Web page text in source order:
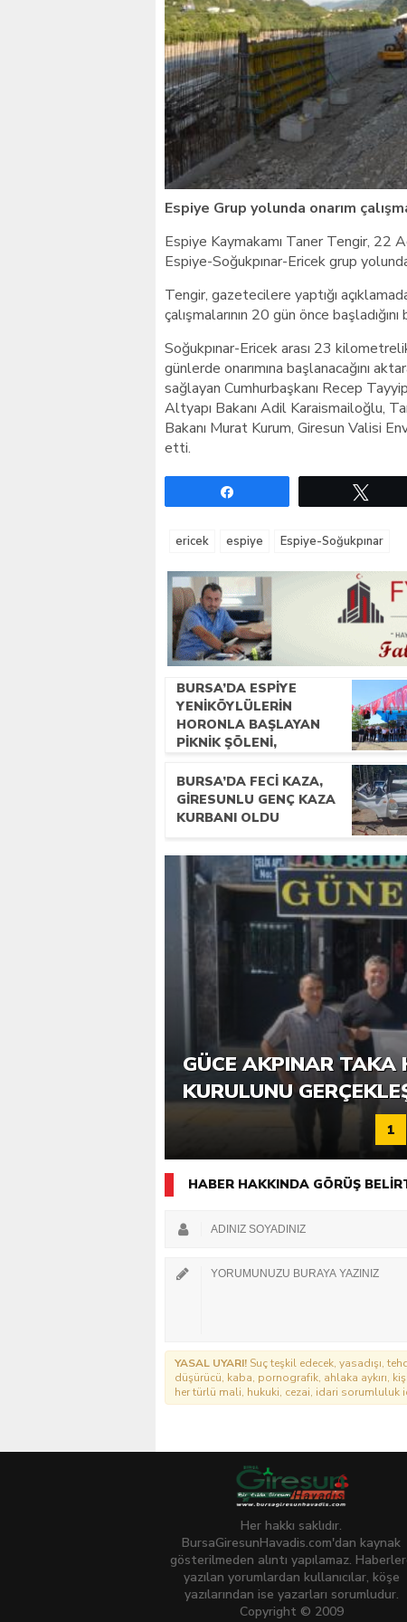
Giresunlu sürücü
Espiye Grup yolunda onarım
Espiye Kaymakamı Taner Tengir, 22
Espiye-Soğukpınar-Ericek grup
Tengir, gazetecilere yaptığı
çalışmalarının 20 gün önce
Soğukpınar-Ericek arası 23
günlerde onarımına başlanacağını
sağlayan Cumhurbaşkanı Recep
Altyapı Bakanı Adil Karaismailoğlu,
Bakanı Murat Kurum, Giresun Valisi
etti.
ericek espiye Espiye-Soğukpınar
BURSA’DA ESPIYE
YENIKÖYLÜLERIN
HORONLA BAŞLAYAN
PIKNIK ŞÖLENI,
TEMELLERLE TAÇLANDI
BURSA’DA FECI KAZA,
GIRESUNLU GENÇ KAZA
KURBANI OLDU
6. GÜCE TEKKEKÖY
KATILIMLA
GÜCE AKPINAR TAKA
KURULUNU
1
HABER HAKKINDA GÖRÜŞ
YASAL UYARI! Suç teşkil edecek, yasadışı,
düşürücü, kaba, pornografik, ahlaka aykırı,
her türlü mali, hukuki, cezai, idari sorumluluk
Her hakkı saklıdır.
BursaGiresunHavadis.com'dan kaynak
gösterilmeden alıntı yapılamaz.
yazılan yorumlardan kullanıcılar, köşe
yazılarından ise yazarları sorumludur.
Copyright © 2009